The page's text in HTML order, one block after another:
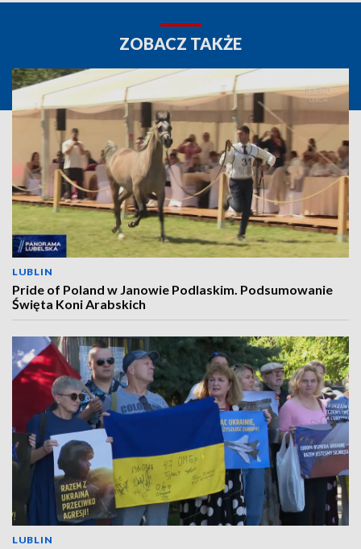
ZOBACZ TAKŻE
LUBLIN
Pride of Poland w Janowie Podlaskim. Podsumowanie
Święta Koni Arabskich
LUBLIN